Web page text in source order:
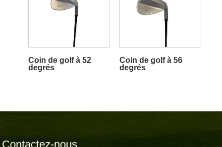
Coin de golf à 52
degrés
Coin de golf à 56
degrés
Contactez-nous